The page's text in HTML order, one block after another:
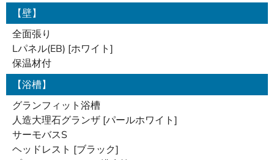
【壁】
全面張り
Lパネル(EB) [ホワイト]
保温材付
【浴槽】
グランフィット浴槽
人造大理石グランザ [パールホワイト]
サーモバスS
ヘッドレスト [ブラック]